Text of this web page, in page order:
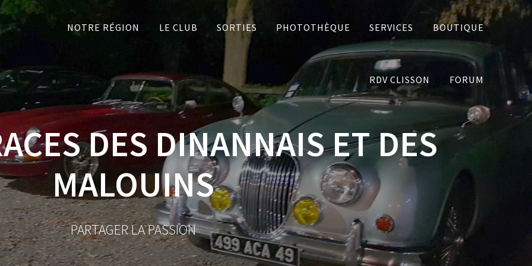
NOTRE RÉGION LE CLUB SORTIES PHOTOTHÈQUE SERVICES BOUTIQUE
RDV CLISSON FORUM
DES DINANNAIS ET DES
MALOUINS
PARTAGER LA PASSION